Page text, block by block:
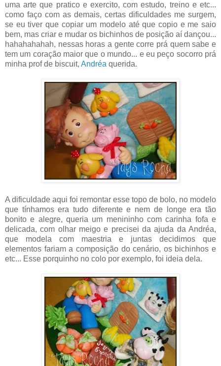
uma arte que pratico e exercito, com estudo, treino e etc...
como faço com as demais, certas dificuldades me surgem,
se eu tiver que copiar um modelo até que copio e me saio
bem, mas criar e mudar os bichinhos de posição aí dançou...
hahahahahah, nessas horas a gente corre prá quem sabe e
tem um coração maior que o mundo... e eu peço socorro prá
minha prof de biscuit, Andréa querida.
A dificuldade aqui foi remontar esse topo de bolo, no modelo
que tínhamos era tudo diferente e nem de longe era tão
bonito e alegre, queria um menininho com carinha fofa e
delicada, com olhar meigo e precisei da ajuda da Andréa,
que modela com maestria e juntas decidimos que
elementos fariam a composição do cenário, os bichinhos e
etc... Esse porquinho no colo por exemplo, foi ideia dela.